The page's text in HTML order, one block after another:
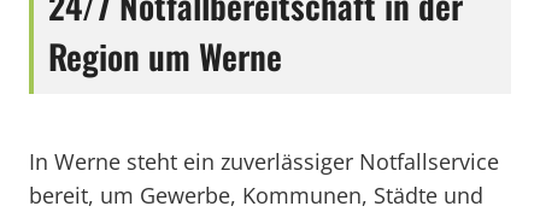
Region um Werne
In Werne steht ein zuverlässiger Notfallservice
bereit, um Gewerbe, Kommunen, Städte und